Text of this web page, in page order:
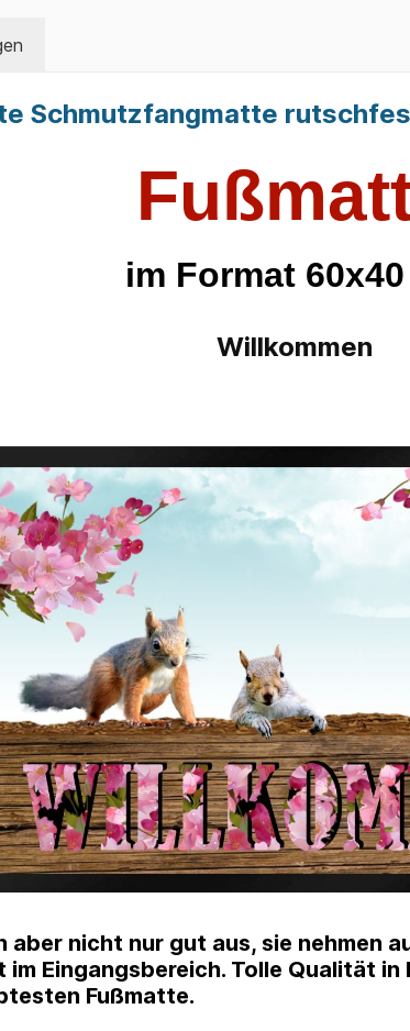
Schmutzfangmatte
im Format
Willkommen
nicht nur gut aus, sie nehmen
im Eingangsbereich. Tolle Qualität
Fußmatte.